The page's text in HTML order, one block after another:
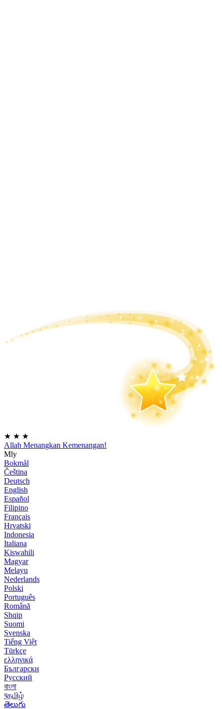
★ ★ ★
Allah Menangkan Kemenangan!
Mly
Bokmål
Čeština
Deutsch
English
Español
Filipino
Français
Hrvatski
Indonesia
Italiana
Kiswahili
Magyar
Melayu
Nederlands
Polski
Português
Română
Shqip
Suomi
Svenska
Tiếng Việt
Türkçe
ελληνικά
Български
Русский
বাংলা
বதமிழ்
తెలుగు